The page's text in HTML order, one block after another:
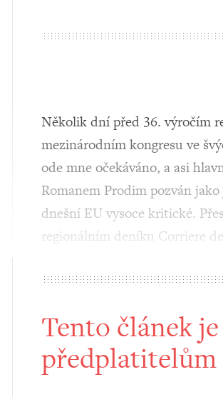
Několik dní před 36. výročím
mezinárodním kongresu ve
ode mne očekáváno, a asi
Romanem Prodim pozván
dnešní EU vysoce kritické.
regionálním deníku Corriere
Tento článek
předplatitelům